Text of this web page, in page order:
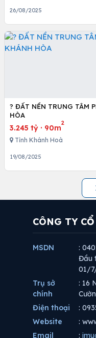
26/08/2025
?️ ĐẤT NỀN TRUNG TÂM
HÒA
3.245 tỷ · 90m
2
Tỉnh Khánh Hoà
19/08/2025
CÔNG TY
MSDN
:
Đầu
01/
Trụ sở
chính
: 16
Điện thoại
:
Website
:
Email
: